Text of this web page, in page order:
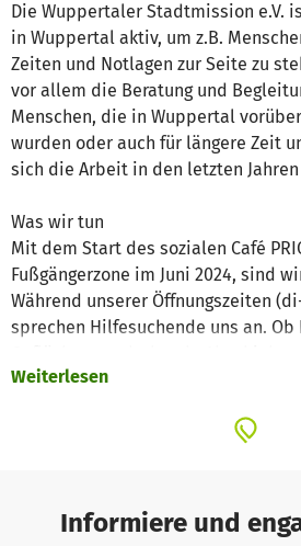
Die Wuppertaler Stadtmission e.V.
in Wuppertal aktiv, um z.B.
Zeiten und Notlagen zur Seite zu
vor allem die Beratung und
Menschen, die in Wuppertal
wurden oder auch für längere Zeit
sich die Arbeit in den letzten
Was wir tun
Mit dem Start des sozialen Café
Fußgängerzone im Juni 2024, sind
Während unserer Öffnungszeiten
sprechen Hilfesuchende uns an. Ob
Kindern, Schulden, drohende
vermitteln kompetente Hilfe.
kommt mit Schwangeren und
ein neuer Personenkreis in unseren
Weiterlesen
Informiere und